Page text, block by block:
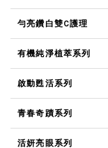
勻亮鑽白雙C護理
有機純淨植萃系列
啟動甦活系列
青春奇蹟系列
活妍亮眼系列